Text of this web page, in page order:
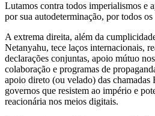
Lutamos contra todos imperialismos e
por sua autodeterminação, por todos os
A extrema direita, além da
Netanyahu, tece laços internacionais,
declarações conjuntas, apoio mútuo
colaboração e programas de
apoio direto (ou velado) das chamadas
governos que resistem ao império e
reacionária nos meios digitais.